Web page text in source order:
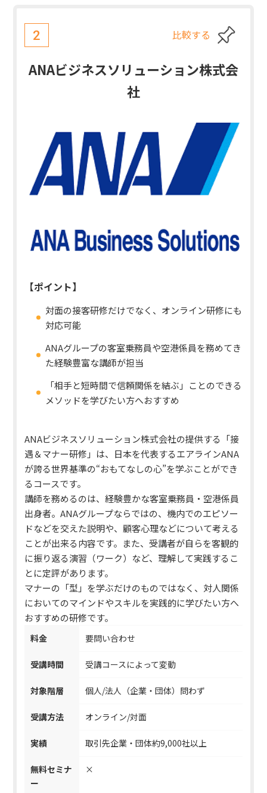
2 比較する
ANAビジネスソリューション株式会
社
【ポイント】
対面の接客研修だけでなく、オンライン研修にも
対応可能
ANAグループの客室乗務員や空港係員を務めてき
た経験豊富な講師が担当
「相手と短時間で信頼関係を結ぶ」ことのできる
メソッドを学びたい方へおすすめ
ANAビジネスソリューション株式会社の提供する「接
遇＆マナー研修」は、日本を代表するエアラインANA
が誇る世界基準の“おもてなしの心”を学ぶことができ
るコースです。
講師を務めるのは、経験豊かな客室乗務員・空港係員
出身者。ANAグループならではの、機内でのエピソー
ドなどを交えた説明や、顧客心理などについて考える
ことが出来る内容です。また、受講者が自らを客観的
に振り返る演習（ワーク）など、理解して実践するこ
とに定評があります。
マナーの「型」を学ぶだけのものではなく、対人関係
においてのマインドやスキルを実践的に学びたい方へ
おすすめの研修です。
料金 要問い合わせ
受講時間 受講コースによって変動
対象階層 個人/法人（企業・団体）問わず
受講方法 オンライン/対面
実績 取引先企業・団体約9,000社以上
無料セミナ
ー
×